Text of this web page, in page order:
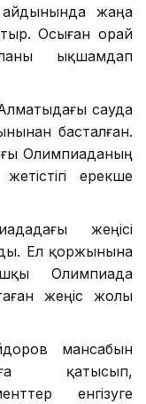
жаңа
Осыған орай
ықшамдап
сауда
басталған.
Олимпиаданың
ерекше
жеңісі
Ел қоржынына
Олимпиада
жеңіс жолы
мансабын
қатысып,
енгізуге